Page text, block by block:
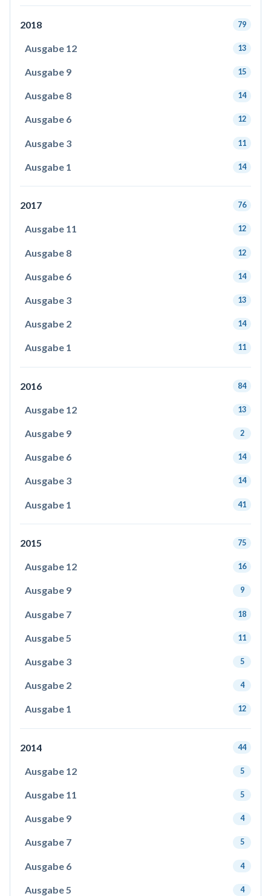
2018 79
Ausgabe 12 13
Ausgabe 9 15
Ausgabe 8 14
Ausgabe 6 12
Ausgabe 3 11
Ausgabe 1 14
2017 76
Ausgabe 11 12
Ausgabe 8 12
Ausgabe 6 14
Ausgabe 3 13
Ausgabe 2 14
Ausgabe 1 11
2016 84
Ausgabe 12 13
Ausgabe 9 2
Ausgabe 6 14
Ausgabe 3 14
Ausgabe 1 41
2015 75
Ausgabe 12 16
Ausgabe 9 9
Ausgabe 7 18
Ausgabe 5 11
Ausgabe 3 5
Ausgabe 2 4
Ausgabe 1 12
2014 44
Ausgabe 12 5
Ausgabe 11 5
Ausgabe 9 4
Ausgabe 7 5
Ausgabe 6 4
Ausgabe 5 4